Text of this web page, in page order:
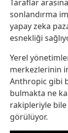
Taraflar
sonlandırma
yapay zeka
esnekliği
Yerel
merkezlerinin
Anthropic gibi
bulmakta ne
rakipleriyle bile
görülüyor.